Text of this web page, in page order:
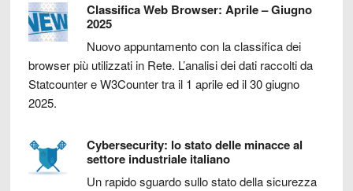
Classifica Web Browser: Aprile – Giugno
2025
Nuovo appuntamento con la classifica dei
browser più utilizzati in Rete. L’analisi dei dati raccolti da
Statcounter e W3Counter tra il 1 aprile ed il 30 giugno
2025.
Cybersecurity: lo stato delle minacce al
settore industriale italiano
Un rapido sguardo sullo stato della sicurezza